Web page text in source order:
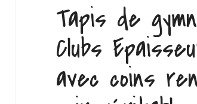
Tapis de
Clubs
avec coins